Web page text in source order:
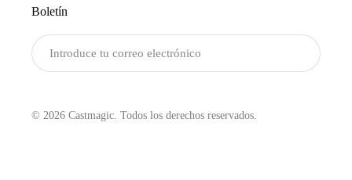
Boletín
© 2026 Castmagic. Todos los derechos reservados.